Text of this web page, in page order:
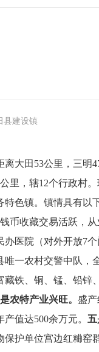
县建设镇
大田53公里，三
里，辖12个行政村
色镇。镇情具有以
币收藏交易活跃，
医院（对外开放7
唯一农村交警中队
藏铁、铜、锰、铅锌
是农特产业兴旺。 盛
值达500余万元。 五
护单位宫边红粬